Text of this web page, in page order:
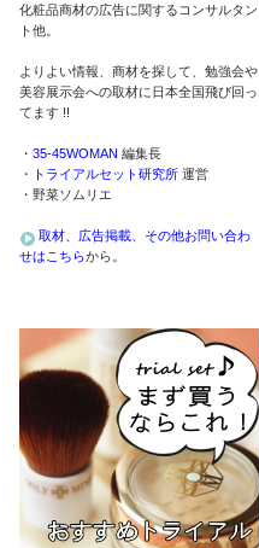
化粧品商材の広告に関するコンサルタン
ト他。
よりよい情報、商材を探して、勉強会や
美容展示会への取材に日本全国飛び回っ
てます !!
・ 35-45WOMAN 編集長
・
トライアルセット研究所 運営
・野菜ソムリエ
取材、広告掲載、その他お問い合わ
せはこちらから。